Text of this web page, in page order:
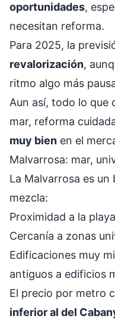
oportunidades,
necesitan reforma.
Para 2025, la
revalorización,
ritmo algo más
Aun así, todo lo que
mar, reforma
muy bien en el
Malvarrosa: mar,
La Malvarrosa es
mezcla:
Proximidad a la
Cercanía a zonas
Edificaciones muy
antiguos a edificios
El precio por metro
inferior al del